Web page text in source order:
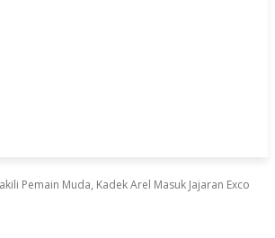
Pemain Muda, Kadek Arel Masuk Jajaran Exco